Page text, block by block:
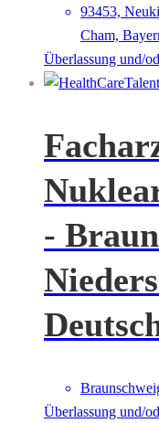
93453,
Cham,
Überlassung und/
-
Überlassung und/